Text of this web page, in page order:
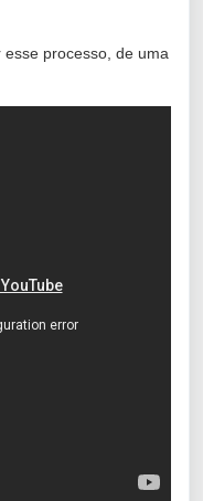
processo, de uma